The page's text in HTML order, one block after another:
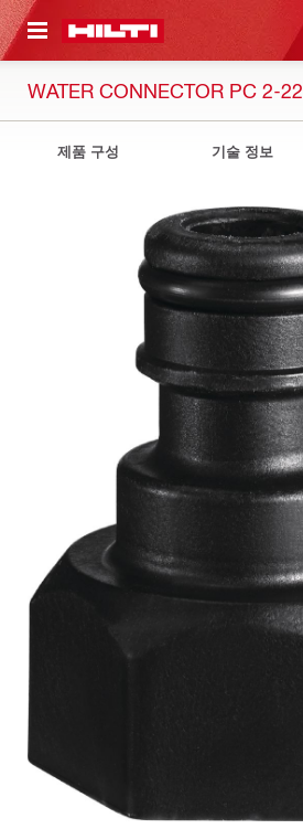
으로 건너뛰기
WATER CONNECTOR PC 2-22
제품 구성 기술 정보